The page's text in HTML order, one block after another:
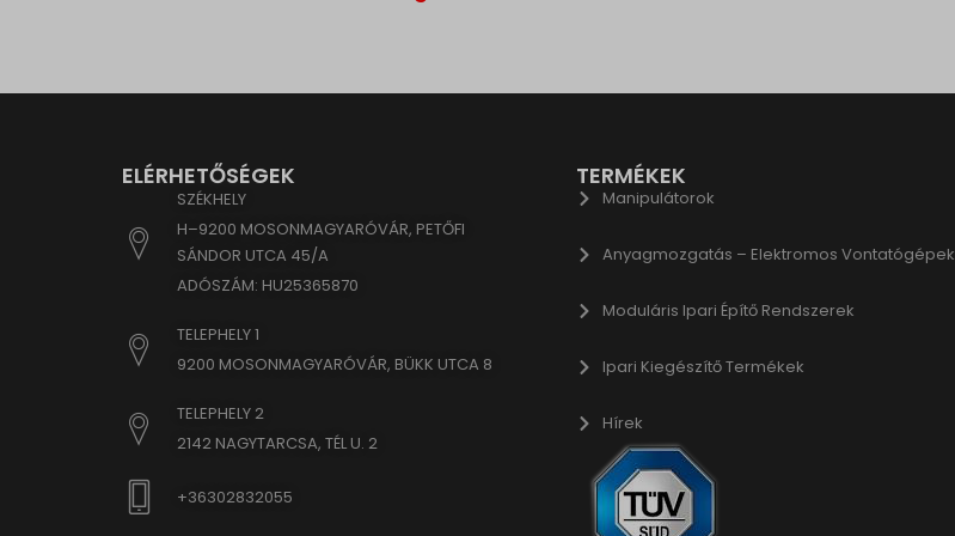
ELÉRHETŐSÉGEK
SZÉKHELY
H–9200 MOSONMAGYARÓVÁR, PETŐFI
SÁNDOR UTCA 45/A
ADÓSZÁM: HU25365870
TELEPHELY 1
9200 MOSONMAGYARÓVÁR, BÜKK UTCA 8
TELEPHELY 2
2142 NAGYTARCSA, TÉL U. 2
+36302832055
TERMÉKEK
Manipulátorok
Anyagmozgatás – Elektromos Vontatógépek
Moduláris Ipari Építő Rendszerek
Ipari Kiegészítő Termékek
Hírek
www.googletagmanager.com
eu2-browse.startpage.com
www.embedista.com